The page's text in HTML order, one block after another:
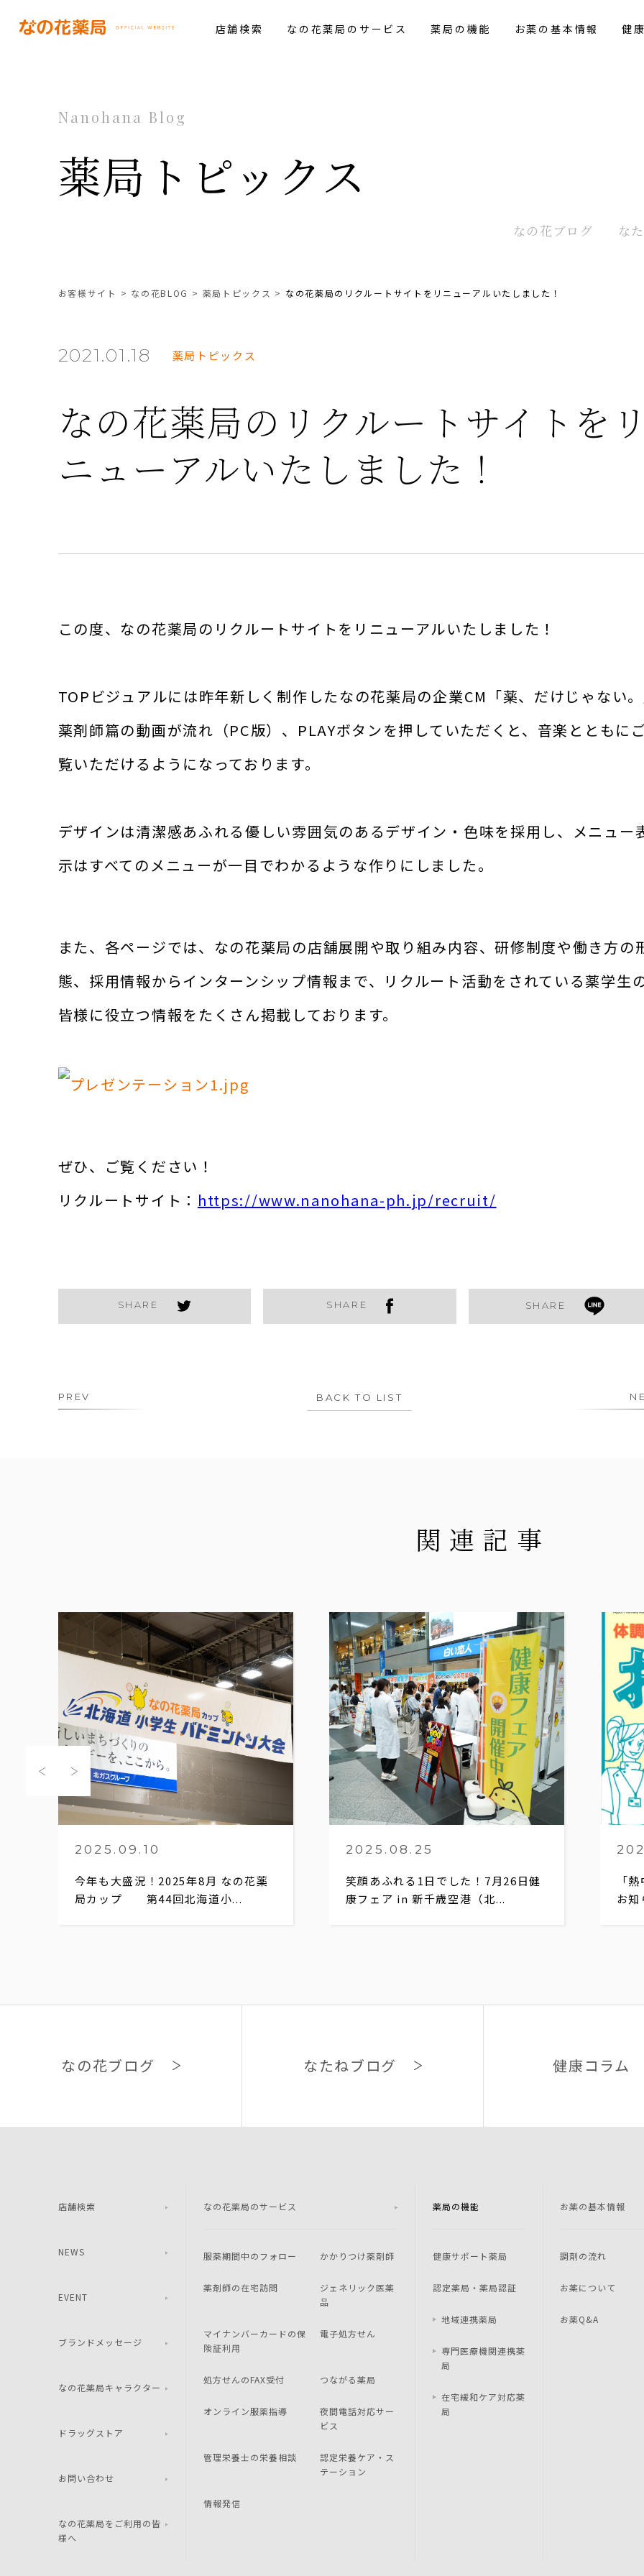
店舗検索 なの花薬局のサービス 薬局の機能 お薬の基本情報 健
Nanohana Blog
薬局トピックス
なの花 ブログ な
お客様サイト なの花BLOG 薬局トピックス なの花薬局のリクルートサイトをリニューアルいたしました！
2021.01.18 薬局トピックス
なの花薬局のリクルートサイトを
ニューアルいたしました！
この度、なの花薬局のリクルートサイトをリニューアルいたしました！
TOPビジュアルには昨年新しく制作したなの花薬局の企業CM「薬、だけじゃない
薬剤師篇の動画が流れ（PC版）、PLAYボタンを押していただくと、音楽とともに
覧いただけるようになっております。
デザインは清潔感あふれる優しい雰囲気のあるデザイン・色味を採用し、メニュー
示はすべてのメニューが一目でわかるような作りにしました。
また、各ページでは、なの花薬局の店舗展開や取り組み内容、研修制度や働き方の
態、採用情報からインターンシップ情報まで、リクルート活動をされている薬学生
皆様に役立つ情報をたくさん掲載しております。
ぜひ、ご覧ください！
リクルートサイト： https://www.nanohana-ph.jp/recruit/
SHARE SHARE SHARE
PREV BACK TO LIST
関連記事
2025.09.10
今年も大盛況！2025年8月 なの花薬
局カップ 第44回北海道小...
2025.08.25
笑顔あふれる1日でした！7月26日健
康フェア in 新千歳空港（北...
「
お
なの花ブログ なたねブログ 健康コラム
店舗検索
NEWS
EVENT
ブランドメッセージ
なの花薬局キャラクター
ドラッグストア
お問い合わせ
なの花薬局をご利用の皆
様へ
なの花薬局のサービス
服薬期間中のフォロー かかりつけ薬剤師
薬剤師の在宅訪問
ジェネリック医薬
品
マイナンバーカードの保
険証利用
電子処方せん
処方せんのFAX受付 つながる薬局
オンライン服薬指導
夜間電話対応サー
ビス
管理栄養士の栄養相談
認定栄養ケア・ス
テーション
情報発信
薬局の機能
健康サポート薬局
認定薬局・薬局認証
地域連携薬局
専門医療機関連携薬
局
在宅緩和ケア対応薬
局
お薬の基本情報
調剤の流れ
お薬について
お薬Q&A